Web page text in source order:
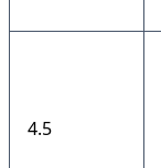
4.5